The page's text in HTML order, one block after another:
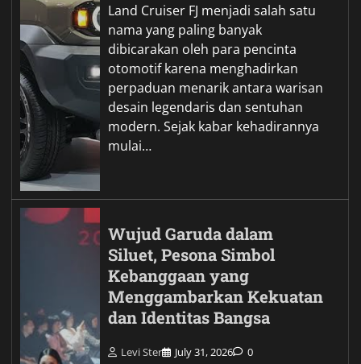
Land Cruiser FJ menjadi salah satu
nama yang paling banyak
dibicarakan oleh para pencinta
otomotif karena menghadirkan
perpaduan menarik antara warisan
desain legendaris dan sentuhan
modern. Sejak kabar kehadirannya
mulai…
Wujud Garuda dalam
Siluet, Pesona Simbol
Kebanggaan yang
Menggambarkan Kekuatan
dan Identitas Bangsa
Levi Ster July 31, 2026 0